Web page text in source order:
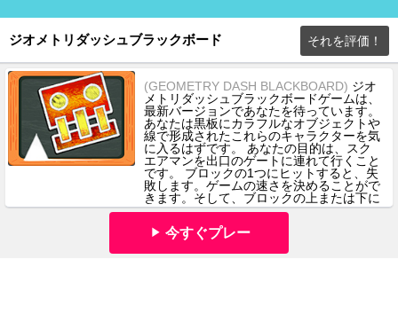
ジオメトリダッシュブラックボード それを評価！
(GEOMETRY DASH BLACKBOARD) ジオ
メトリダッシュブラックボードゲームは、
最新バージョンであなたを待っています。
あなたは黒板にカラフルなオブジェクトや
線で形成されたこれらのキャラクターを気
に入るはずです。 あなたの目的は、スク
エアマンを出口のゲートに連れて行くこと
です。 ブロックの1つにヒットすると、失
敗します。ゲームの速さを決めることがで
きます。そして、ブロックの上または下に
いることを確認してください。レベルを正
常に完了してみてください。
今すぐプレー